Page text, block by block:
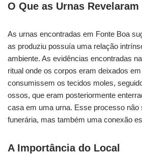
O Que as Urnas Revelaram
As urnas encontradas em Fonte Boa
as produziu possuía uma relação
ambiente. As evidências encontradas
ritual onde os corpos eram deixados
consumissem os tecidos moles,
ossos, que eram posteriormente
casa em uma urna. Esse processo não
funerária, mas também uma conexão
A Importância do Local